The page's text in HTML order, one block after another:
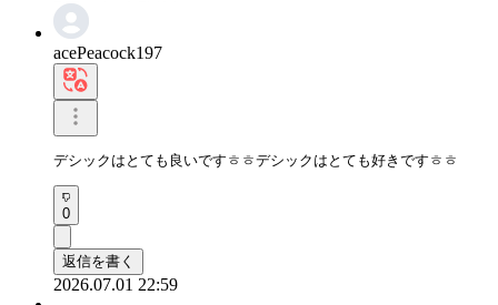
acePeacock197
デシックはとても良いですㅎㅎデシックはとても好きですㅎㅎ
0
返信を書く
2026.07.01 22:59